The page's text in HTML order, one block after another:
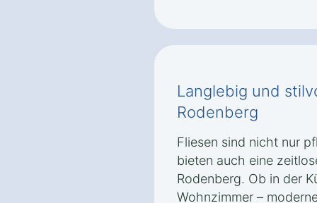
Langlebig und
Rodenberg
Fliesen sind nicht nur
bieten auch eine
Rodenberg. Ob in der
Wohnzimmer –